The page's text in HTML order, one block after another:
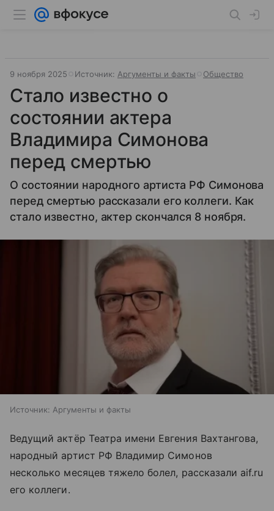
9 ноября 2025 Источник: Аргументы и факты Общество
Стало известно о
состоянии актера
Владимира Симонова
перед смертью
О состоянии народного артиста РФ Симонова
перед смертью рассказали его коллеги. Как
стало известно, актер скончался 8 ноября.
Источник: Аргументы и факты
Ведущий актёр Театра имени Евгения Вахтангова,
народный артист РФ Владимир Симонов
несколько месяцев тяжело болел, рассказали aif.ru
его коллеги.